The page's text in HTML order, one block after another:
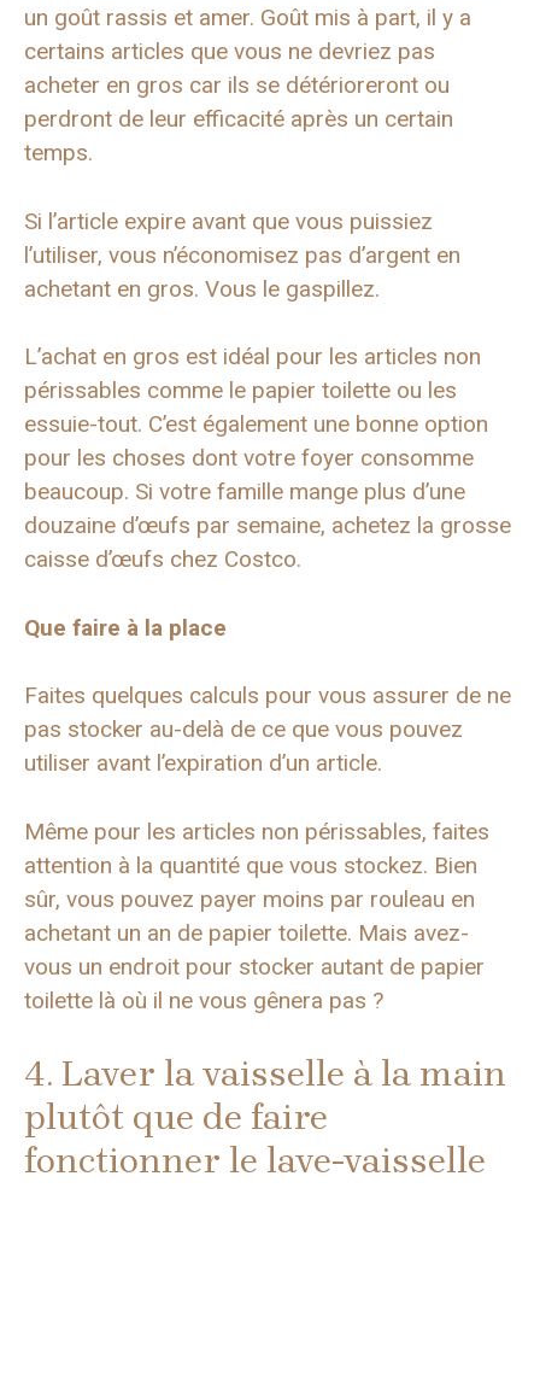
un goût rassis et amer. Goût mis à part, il y a
certains articles que vous ne devriez pas
acheter en gros car ils se détérioreront ou
perdront de leur efficacité après un certain
temps.
Si l’article expire avant que vous puissiez
l’utiliser, vous n’économisez pas d’argent en
achetant en gros. Vous le gaspillez.
L’achat en gros est idéal pour les articles non
périssables comme le papier toilette ou les
essuie-tout. C’est également une bonne option
pour les choses dont votre foyer consomme
beaucoup. Si votre famille mange plus d’une
douzaine d’œufs par semaine, achetez la grosse
caisse d’œufs chez Costco.
Que faire à la place
Faites quelques calculs pour vous assurer de ne
pas stocker au-delà de ce que vous pouvez
utiliser avant l’expiration d’un article.
Même pour les articles non périssables, faites
attention à la quantité que vous stockez. Bien
sûr, vous pouvez payer moins par rouleau en
achetant un an de papier toilette. Mais avez-
vous un endroit pour stocker autant de papier
toilette là où il ne vous gênera pas ?
4. Laver la vaisselle à la main
plutôt que de faire
fonctionner le lave-vaisselle